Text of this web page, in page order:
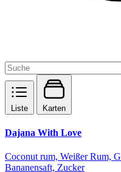
Liste Karten
Dajana With Love
Coconut rum, Weißer Rum,
Bananensaft, Zucker